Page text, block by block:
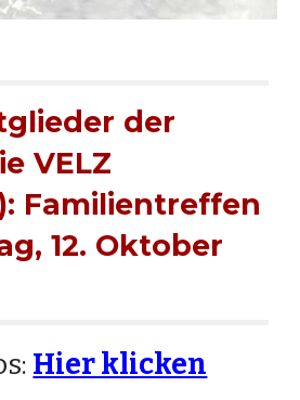
der
VELZ
Familientreffen
12. Oktober
Hier klicken